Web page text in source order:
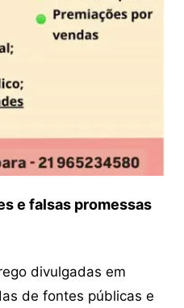
e falsas promessas
divulgadas em
de fontes públicas e